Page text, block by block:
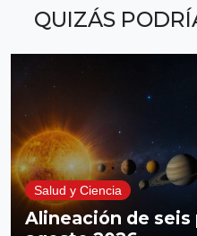
QUIZÁS
Salud y Ciencia
Alineación de seis